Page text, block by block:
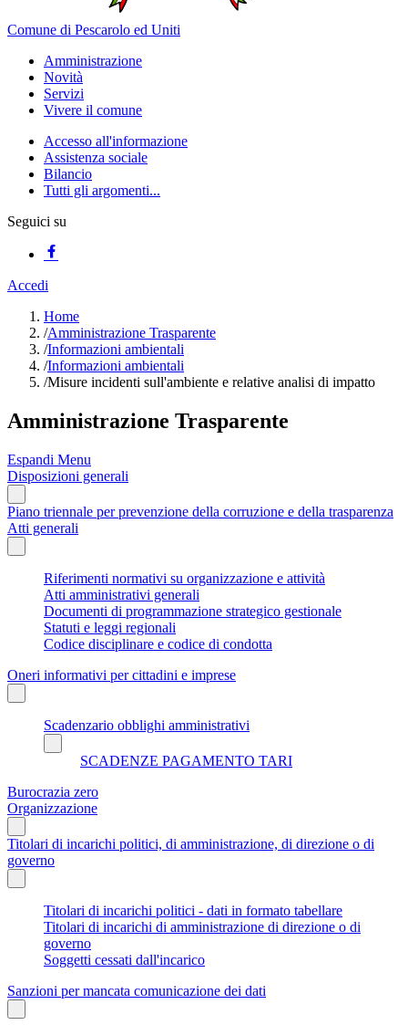
Comune di Pescarolo ed Uniti
Amministrazione
Novità
Servizi
Vivere il comune
Accesso all'informazione
Assistenza sociale
Bilancio
Tutti gli argomenti...
Seguici su
Accedi
Home
/Amministrazione Trasparente
/Informazioni ambientali
/Informazioni ambientali
/Misure incidenti sull'ambiente e relative analisi di impatto
Amministrazione Trasparente
Espandi Menu
Disposizioni generali
Piano triennale per prevenzione della corruzione e della trasparenza
Atti generali
Riferimenti normativi su organizzazione e attività
Atti amministrativi generali
Documenti di programmazione strategico gestionale
Statuti e leggi regionali
Codice disciplinare e codice di condotta
Oneri informativi per cittadini e imprese
Scadenzario obblighi amministrativi
SCADENZE PAGAMENTO TARI
Burocrazia zero
Organizzazione
Titolari di incarichi politici, di amministrazione, di direzione o di
governo
Titolari di incarichi politici - dati in formato tabellare
Titolari di incarichi di amministrazione di direzione o di
governo
Soggetti cessati dall'incarico
Sanzioni per mancata comunicazione dei dati